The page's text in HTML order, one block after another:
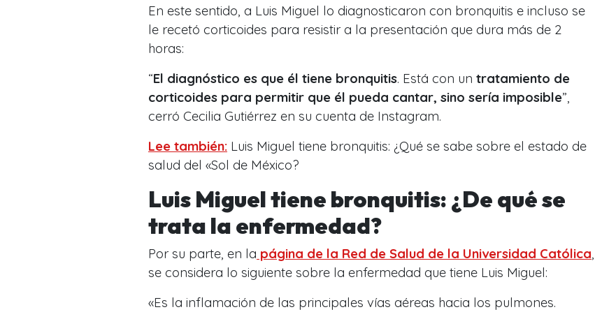
En este sentido, a Luis Miguel lo diagnosticaron con bronquitis e incluso se
le recetó corticoides para resistir a la presentación que dura más de 2
horas:
“El diagnóstico es que él tiene bronquitis. Está con un tratamiento de
corticoides para permitir que él pueda cantar, sino sería imposible”,
cerró Cecilia Gutiérrez en su cuenta de Instagram.
Lee también: Luis Miguel tiene bronquitis: ¿Qué se sabe sobre el estado de
salud del «Sol de México?
Luis Miguel tiene bronquitis: ¿De qué se
trata la enfermedad?
Por su parte, en la página de la Red de Salud de la Universidad Católica
se considera lo siguiente sobre la enfermedad que tiene Luis Miguel:
«Es la inflamación de las principales vías aéreas hacia los pulmones.